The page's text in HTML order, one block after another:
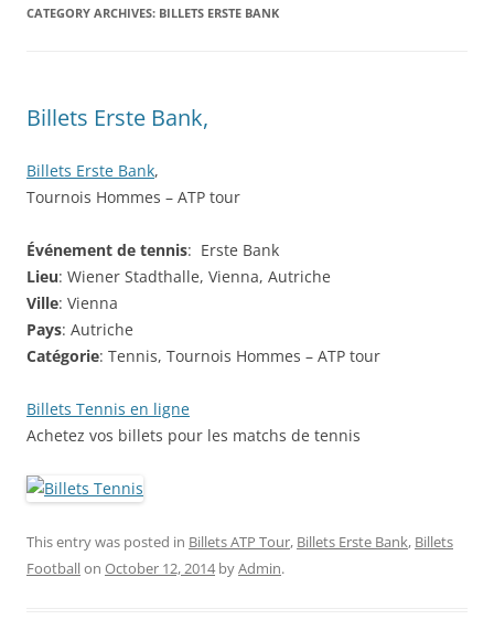
CATEGORY ARCHIVES: BILLETS ERSTE BANK
Billets Erste Bank,
Billets Erste Bank,
Tournois Hommes – ATP tour
Événement de tennis: Erste Bank
Lieu: Wiener Stadthalle, Vienna, Autriche
Ville: Vienna
Pays: Autriche
Catégorie: Tennis, Tournois Hommes – ATP tour
Billets Tennis en ligne
Achetez vos billets pour les matchs de tennis
This entry was posted in Billets ATP Tour, Billets Erste Bank, Billets
Footballon October 12, 2014byAdmin.